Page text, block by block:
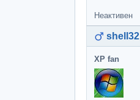
Неактивен
shell32
XP fan